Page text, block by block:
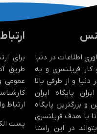
اطلاعات در دنیا
فریلنسری و به
و از طرفی بالا
پایگاه ایران
و بزرگترین پایگاه
با هدف فریلنسری
در این راستا
برای
طریق
عمومی
ارتباط
پست